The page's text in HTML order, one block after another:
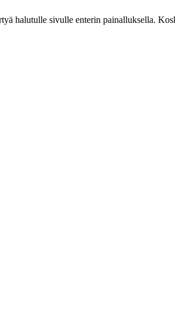
halutulle sivulle enterin painalluksella.